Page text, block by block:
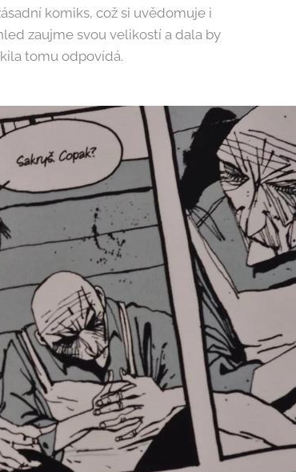
komiks, což si uvědomuje i
zaujme svou velikostí a dala by
tomu odpovídá.